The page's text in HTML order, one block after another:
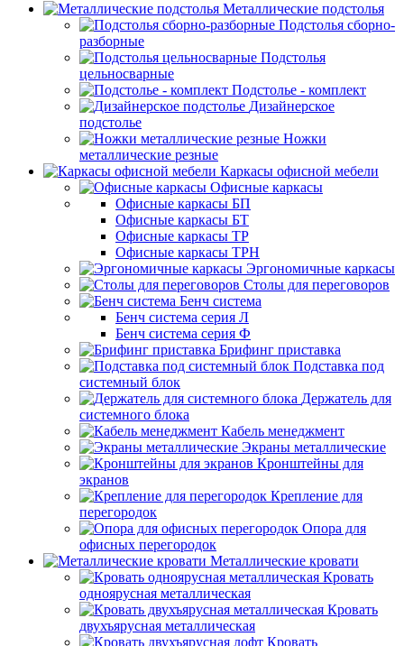
Металлические подстолья
Подстолья сборно-
разборные
Подстолья
цельносварные
Подстолье - комплект
Дизайнерское
подстолье
Ножки
металлические резные
Каркасы офисной мебели
Офисные каркасы
Офисные каркасы БП
Офисные каркасы БТ
Офисные каркасы ТР
Офисные каркасы ТРН
Эргономичные каркасы
Столы для переговоров
Бенч система
Бенч система серия Л
Бенч система серия Ф
Брифинг приставка
Подставка под
системный блок
Держатель для
системного блока
Кабель менеджмент
Экраны металлические
Кронштейны для
экранов
Крепление для
перегородок
Опора для
офисных перегородок
Металлические кровати
Кровать
одноярусная металлическая
Кровать
двухъярусная металлическая
Кровать